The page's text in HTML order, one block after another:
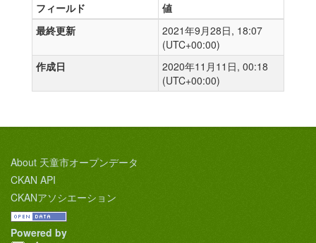
フィールド
値
最終更新
2021年9月28日, 18:07
(UTC+00:00)
作成日
2020年11月11日, 00:18
(UTC+00:00)
About 天童市オープンデータ
CKAN API
CKANアソシエーション
Powered by